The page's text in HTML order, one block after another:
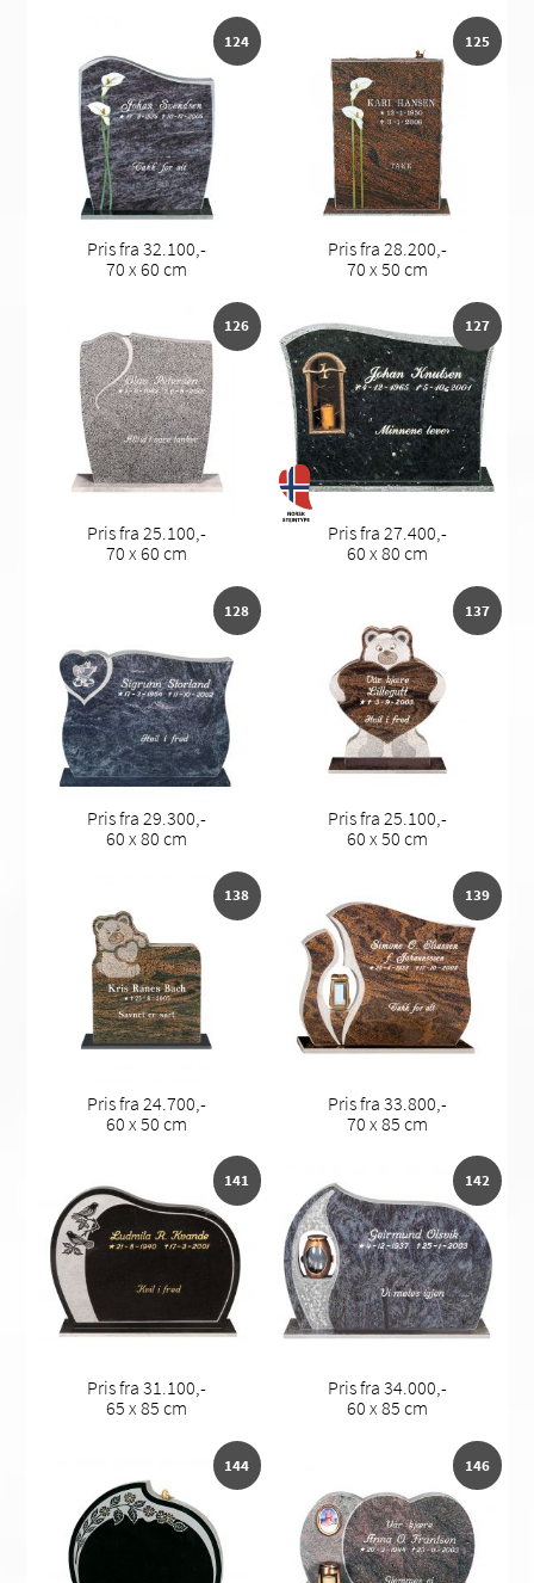
124
Pris fra 32.100,-
70 x 60 cm
125
Pris fra 28.200,-
70 x 50 cm
126
Pris fra 25.100,-
70 x 60 cm
127
Pris fra 27.400,-
60 x 80 cm
128
Pris fra 29.300,-
60 x 80 cm
137
Pris fra 25.100,-
60 x 50 cm
138
Pris fra 24.700,-
60 x 50 cm
139
Pris fra 33.800,-
70 x 85 cm
141
Pris fra 31.100,-
65 x 85 cm
142
Pris fra 34.000,-
60 x 85 cm
144 146